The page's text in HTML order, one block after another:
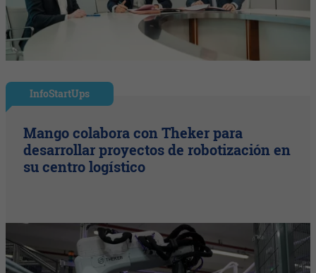
InfoStartUps
Mango colabora con Theker para
desarrollar proyectos de robotización en
su centro logístico